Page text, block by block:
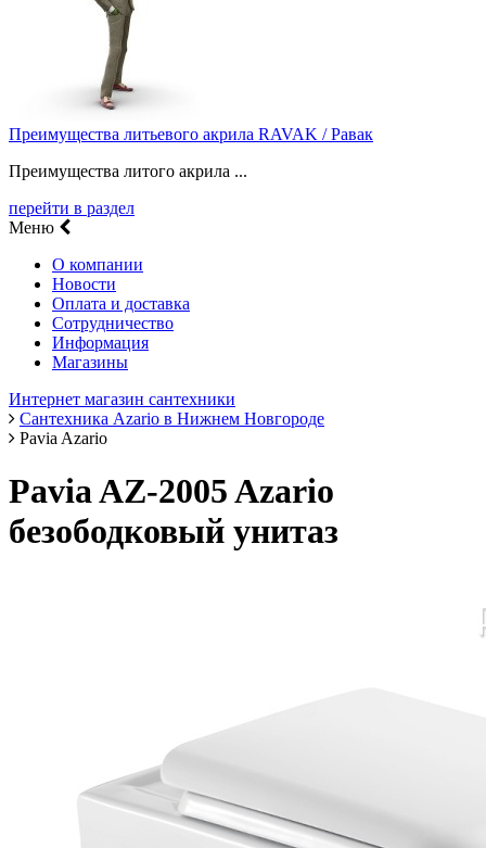
Преимущества литьевого акрила RAVAK / Равак
Преимущества литого акрила ...
перейти в раздел
Меню
О компании
Новости
Оплата и доставка
Сотрудничество
Информация
Магазины
Интернет магазин сантехники
Сантехника Azario в Нижнем Новгороде
Pavia Azario
Pavia AZ-2005 Azario
безободковый унитаз